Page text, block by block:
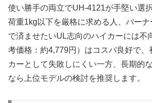
使い勝手の両立でUH-4121が手堅い選
荷重1kg以下を厳格に求める人、バー
で済ませたいUL志向のハイカーには不
考価格：約4,779円）はコスパ良好で、
カーとして失敗しにくい一方、長期的
なら上位モデルの検討を推奨します。